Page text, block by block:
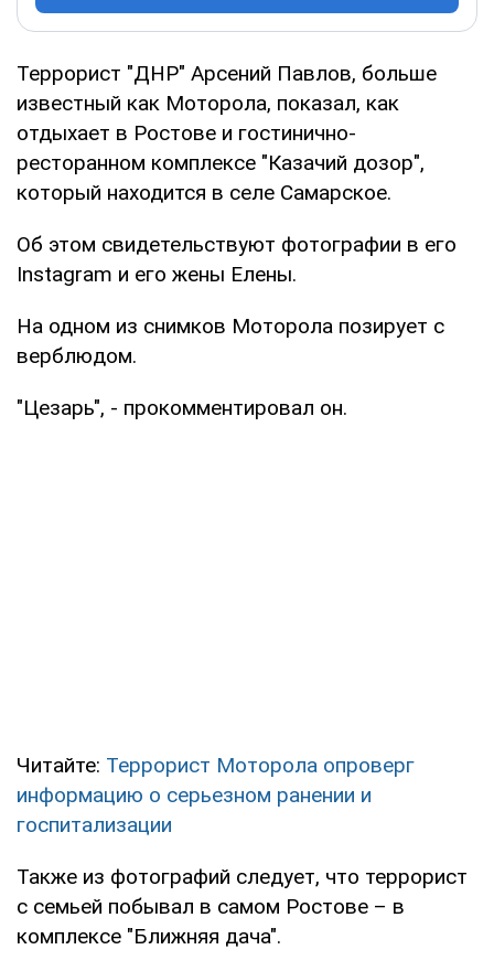
Террорист "ДНР" Арсений Павлов, больше
известный как Моторола, показал, как
отдыхает в Ростове и гостинично-
ресторанном комплексе "Казачий дозор",
который находится в селе Самарское.
Об этом свидетельствуют фотографии в его
Instagram и его жены Елены.
На одном из снимков Моторола позирует с
верблюдом.
"Цезарь", - прокомментировал он.
Читайте: Террорист Моторола опроверг
информацию о серьезном ранении и
госпитализации
Также из фотографий следует, что террорист
с семьей побывал в самом Ростове – в
комплексе "Ближняя дача".